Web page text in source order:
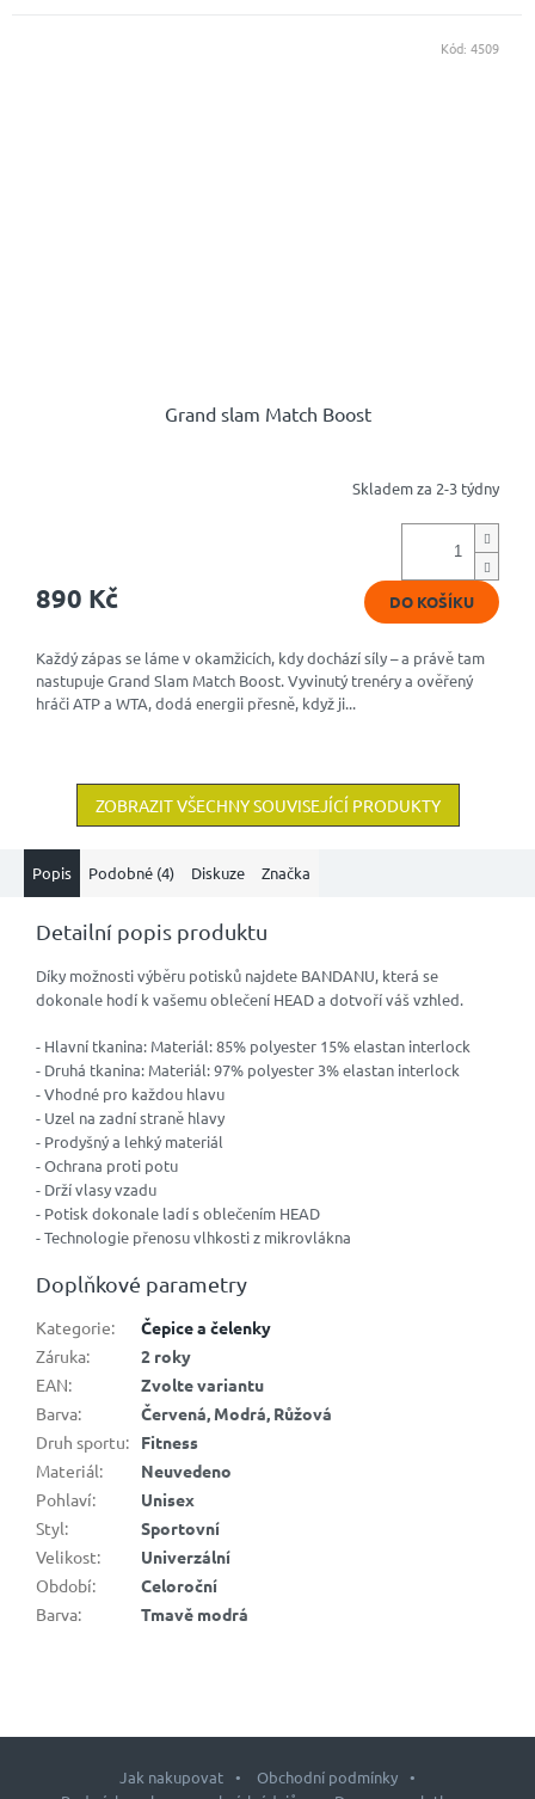
Grand slam Match Boost
z
hvězdiček.
Skladem za 2-3 týdny
890 Kč DO KOŠÍKU
Každý zápas se láme v okamžicích, kdy dochází síly – a právě tam
nastupuje Grand Slam Match Boost. Vyvinutý trenéry a ověřený
hráči ATP a WTA, dodá energii přesně, když ji...
Kód: 4509
ZOBRAZIT VŠECHNY SOUVISEJÍCÍ PRODUKTY
Popis Podobné (4) Diskuze Značka
Detailní popis produktu
Díky možnosti výběru potisků najdete BANDANU, která se
dokonale hodí k vašemu oblečení HEAD a dotvoří váš vzhled.
- Hlavní tkanina: Materiál: 85% polyester 15% elastan interlock
- Druhá tkanina: Materiál: 97% polyester 3% elastan interlock
- Vhodné pro každou hlavu
- Uzel na zadní straně hlavy
- Prodyšný a lehký materiál
- Ochrana proti potu
- Drží vlasy vzadu
- Potisk dokonale ladí s oblečením HEAD
- Technologie přenosu vlhkosti z mikrovlákna
Doplňkové parametry
Kategorie:
Čepice a čelenky
Záruka:
2 roky
EAN:
Zvolte variantu
Barva:
Červená, Modrá, Růžová
Druh sportu:
Fitness
Materiál:
Neuvedeno
Pohlaví:
Unisex
Styl:
Sportovní
Velikost:
Univerzální
Období:
Celoroční
Barva: Tmavě modrá
Jak nakupovat
Obchodní podmínky